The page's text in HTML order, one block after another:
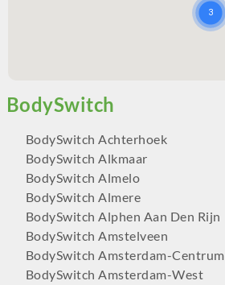
BodySwitch Achterhoek
BodySwitch Alkmaar
BodySwitch Almelo
BodySwitch Almere
BodySwitch Alphen Aan Den Rijn
BodySwitch Amstelveen
BodySwitch Amsterdam-Centrum
BodySwitch Amsterdam-West